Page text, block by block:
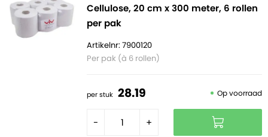
Cellulose, 20 cm x 300 meter, 6 rollen
per pak
Artikelnr: 7900120
Per pak (à 6 rollen)
per stuk 28.19 Op voorraad
- +